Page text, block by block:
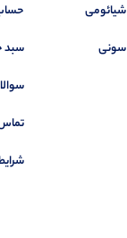
شیائومی
سونی
سبد
تماس